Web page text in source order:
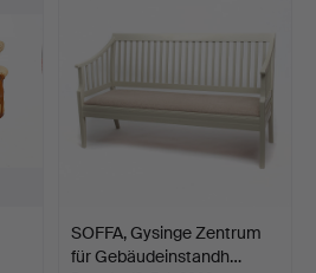
SOFFA, Gysinge Zentrum
für Gebäudeinstandh…